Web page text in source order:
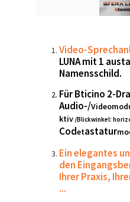
Video-
LUNA mit 1
Namensschild.
Für Bticino 2-
Audio-/
ktiv (Blickwinkel:
Codetastatur
Ein elegantes
den
Ihrer Praxis,
...